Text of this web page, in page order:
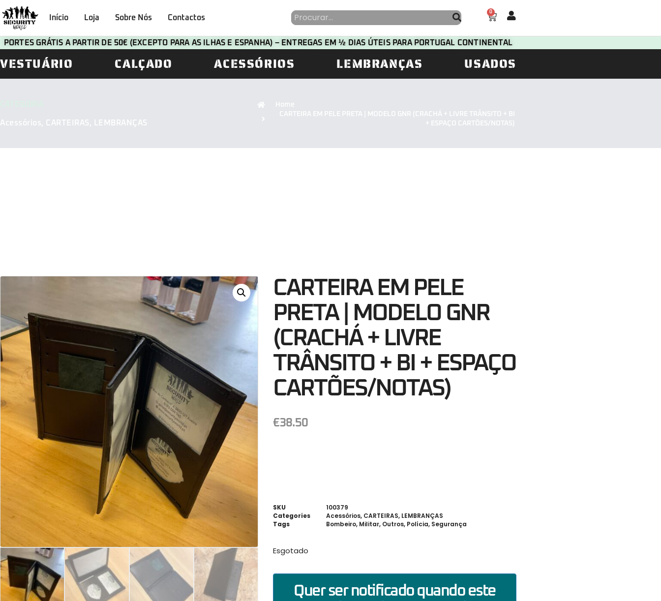
Início Loja Sobre Nós Contactos
0
PORTES GRÁTIS A PARTIR DE 50€ (EXCEPTO PARA AS ILHAS E ESPANHA) – ENTREGAS EM ½ DIAS ÚTEIS PARA PORTUGAL CONTINENTAL
VESTUÁRIO CALÇADO ACESSÓRIOS LEMBRANÇAS USADOS
Acessórios, CARTEIRAS , LEMBRANÇAS
Home
CARTEIRA EM PELE PRETA | MODELO GNR (CRACHÁ + LIVRE TRÂNSITO + BI
+ ESPAÇO CARTÕES/NOTAS)
CARTEIRA EM PELE
PRETA | MODELO GNR
(CRACHÁ + LIVRE
TRÂNSITO + BI + ESPAÇO
CARTÕES/NOTAS)
€38.50
SKU
100379
Categories
Acessórios, CARTEIRAS, LEMBRANÇAS
Tags
Bombeiro, Militar, Outros, Polícia, Segurança
Esgotado
Quer ser notificado quando este